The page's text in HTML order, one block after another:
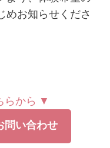
めお知らせくださ
らから ▼
問い合わせ